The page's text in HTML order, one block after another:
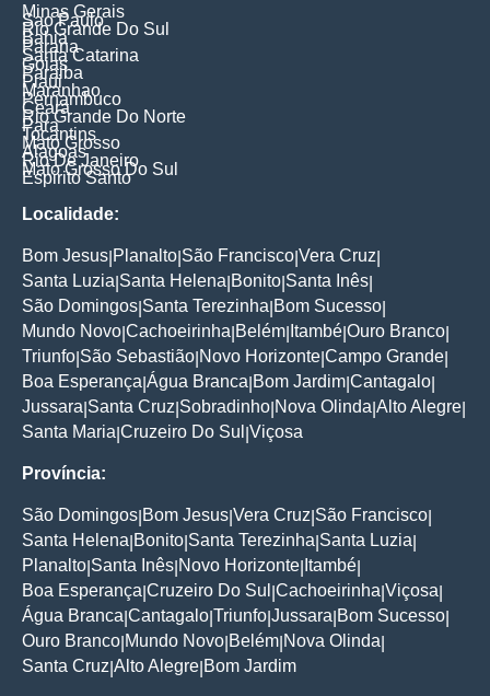
Minas Gerais
Sao Paulo
Rio Grande Do Sul
Bahia
Parana
Santa Catarina
Goias
Paraiba
Piaui
Maranhao
Pernambuco
Ceara
Rio Grande Do Norte
Para
Tocantins
Mato Grosso
Alagoas
Rio De Janeiro
Mato Grosso Do Sul
Espirito Santo
Localidade:
Bom Jesus Planalto São Francisco Vera Cruz
Santa Luzia Santa Helena Bonito Santa Inês
São Domingos Santa Terezinha Bom Sucesso
Mundo Novo Cachoeirinha Belém Itambé Ouro Branco
Triunfo São Sebastião Novo Horizonte Campo Grande
Boa Esperança Água Branca Bom Jardim Cantagalo
Jussara Santa Cruz Sobradinho Nova Olinda Alto Alegre
Santa Maria Cruzeiro Do Sul Viçosa
Província:
São Domingos Bom Jesus Vera Cruz São Francisco
Santa Helena Bonito Santa Terezinha Santa Luzia
Planalto Santa Inês Novo Horizonte Itambé
Boa Esperança Cruzeiro Do Sul Cachoeirinha Viçosa
Água Branca Cantagalo Triunfo Jussara Bom Sucesso
Ouro Branco Mundo Novo Belém Nova Olinda
Santa Cruz Alto Alegre Bom Jardim